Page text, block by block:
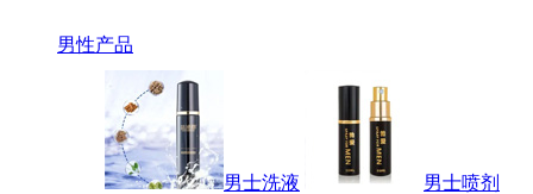
男性产品
男士洗液
男士喷剂